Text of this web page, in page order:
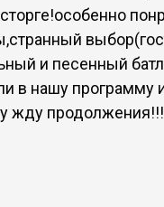
и песенный
в нашу программу
жду